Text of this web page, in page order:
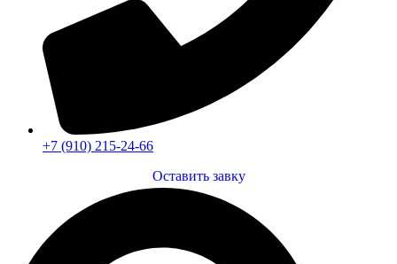
+7 (910) 215-24-66
Оставить завку